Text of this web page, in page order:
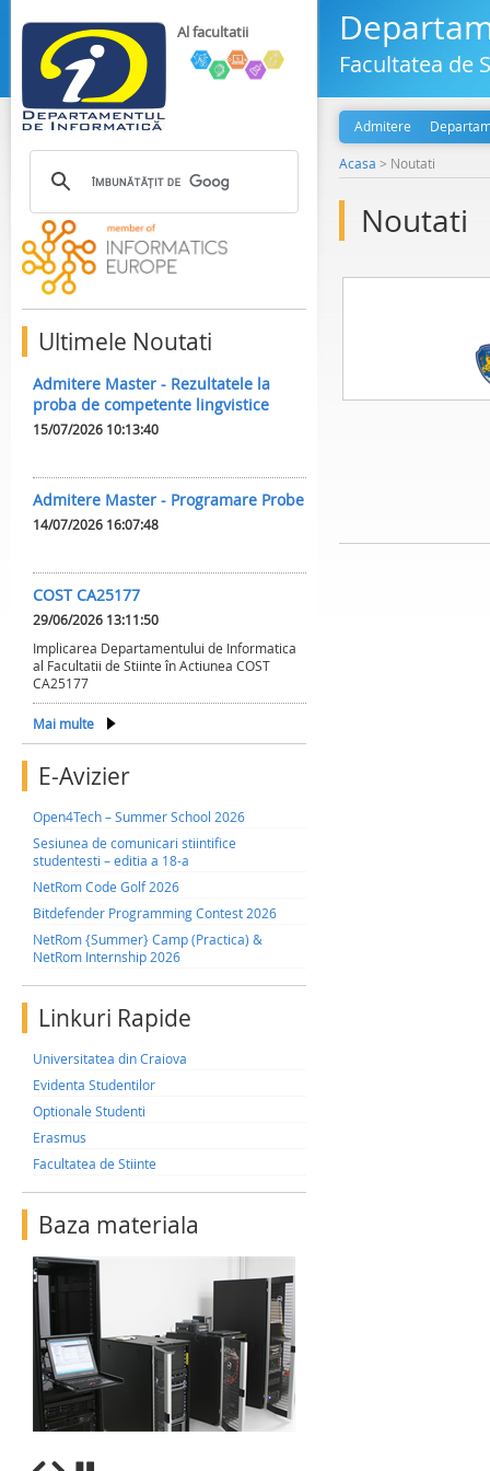
Al facultatii
Ultimele Noutati
Admitere Master - Rezultatele la
proba de competente lingvistice
15/07/2026 10:13:40
Admitere Master - Programare Probe
14/07/2026 16:07:48
COST CA25177
29/06/2026 13:11:50
Implicarea Departamentului de Informatica
al Facultatii de Stiinte în Actiunea COST
CA25177
Mai multe
E-Avizier
Open4Tech – Summer School 2026
Sesiunea de comunicari stiintifice
studentesti – editia a 18-a
NetRom Code Golf 2026
Bitdefender Programming Contest 2026
NetRom {Summer} Camp (Practica) &
NetRom Internship 2026
Linkuri Rapide
Universitatea din Craiova
Evidenta Studentilor
Optionale Studenti
Erasmus
Facultatea de Stiinte
Baza materiala
Facultatea de
Admitere
Acasa > Noutati
Noutati